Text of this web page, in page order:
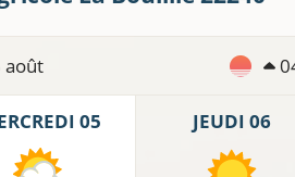
août
05 JEUDI 06